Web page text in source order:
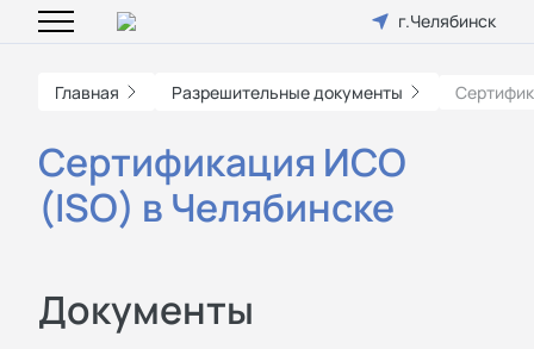
г.Челябинск
Главная Разрешительные документы
Сертификация ИСО
(ISO) в Челябинске
Документы